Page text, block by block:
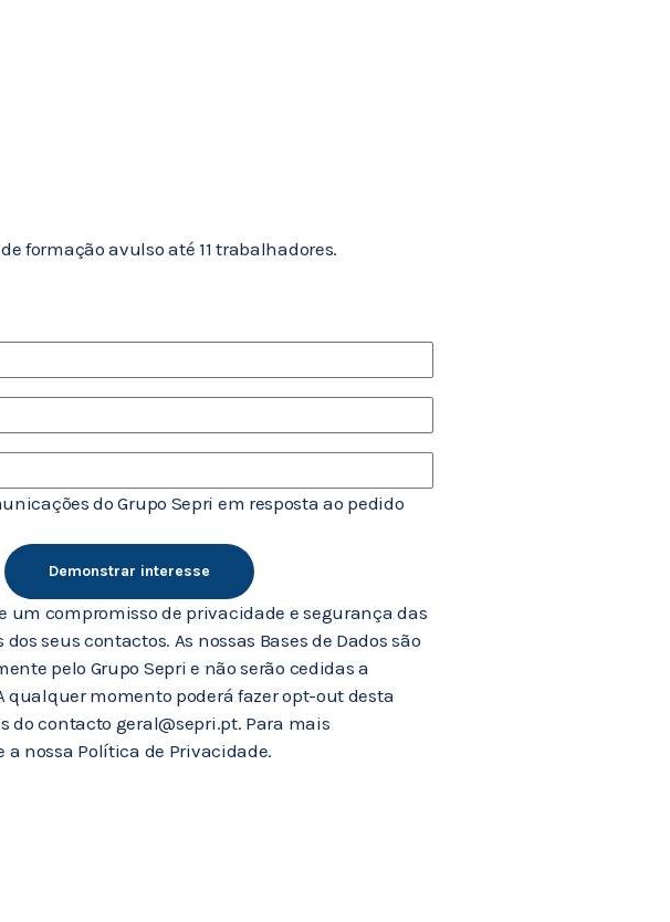
formação avulso até 11 trabalhadores.
do Grupo Sepri em resposta ao pedido
Demonstrar interesse
um compromisso de privacidade e segurança das
seus contactos. As nossas Bases de Dados são
pelo Grupo Sepri e não serão cedidas a
qualquer momento poderá fazer opt-out desta
do contacto geral@sepri.pt. Para mais
nossa Política de Privacidade.